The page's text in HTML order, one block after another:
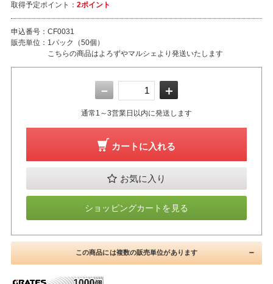
取得予定ポイント： 2ポイント
申込番号： CF0031
販売単位： 1パック（50個）
こちらの商品はよろずやマルシェより発送いたします
－ ＋
通常1～3営業日以内に発送します
カートに入れる
お気に入り
ショッピングカートを見る
この商品には複数の販売単位があります